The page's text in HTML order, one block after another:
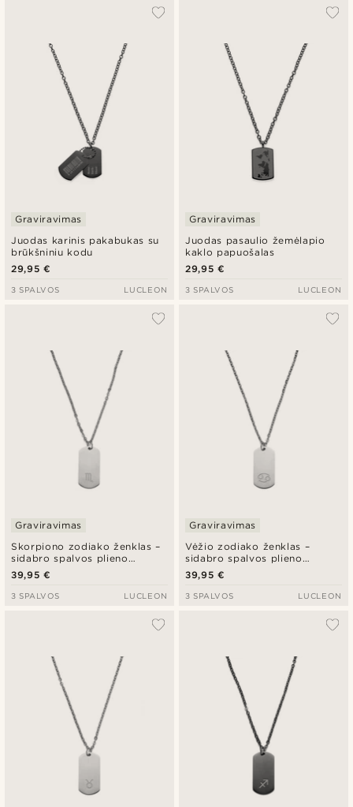
Juodas karinis pakabukas su
brūkšniniu kodu
Graviravimas
29,95 €
3 SPALVOS LUCLEON
Juodas pasaulio žemėlapio
kaklo papuošalas
Graviravimas
29,95 €
3 SPALVOS LUCLEON
Skorpiono zodiako ženklas –
sidabro spalvos plieno
vėrinys
Graviravimas
39,95 €
3 SPALVOS LUCLEON
Vėžio zodiako ženklas –
sidabro spalvos plieno
vėrinys
Graviravimas
39,95 €
3 SPALVOS LUCLEON